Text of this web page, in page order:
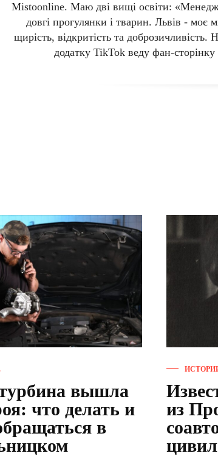
Mistoonline. Маю дві вищі освіти:
довгі прогулянки і тварин. Львів -
щирість, відкритість та
додатку TikTok веду фан-
вышла
что делать и
в
из